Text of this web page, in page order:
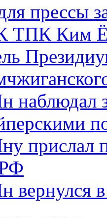
прессы
ТПК Ким
прислал